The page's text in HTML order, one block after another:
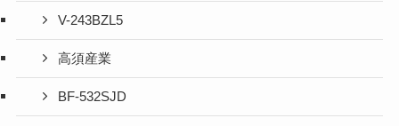
V-243BZL5
高須産業
BF-532SJD